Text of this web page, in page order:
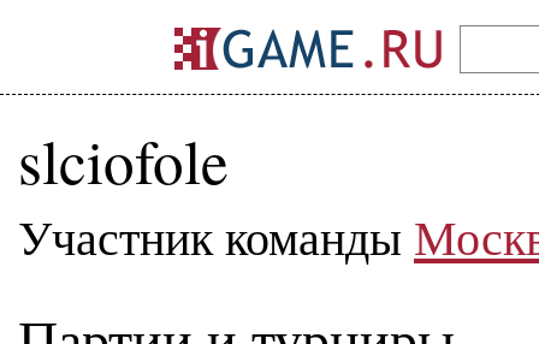
slciofole
Участник команды